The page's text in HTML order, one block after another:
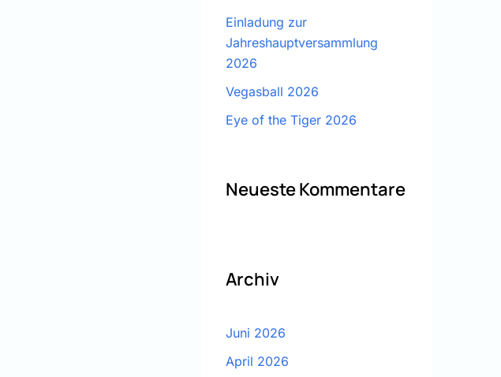
Einladung zur
Jahreshauptversammlung
2026
Vegasball 2026
Eye of the Tiger 2026
Neueste Kommentare
Archiv
Juni 2026
April 2026